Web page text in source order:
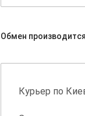
Обмен
Курьер по